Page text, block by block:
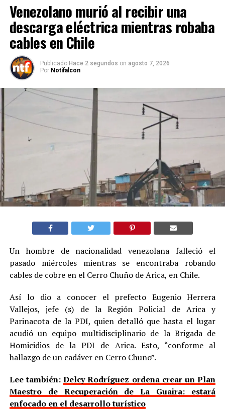
Venezolano murió al recibir una
descarga eléctrica mientras robaba
cables en Chile
Publicado Hace 2 segundos on agosto 7, 2026
Por Notifalcon
Un hombre de nacionalidad venezolana falleció el
pasado miércoles mientras se encontraba robando
cables de cobre en el Cerro Chuño de Arica, en Chile.
Así lo dio a conocer el prefecto Eugenio Herrera
Vallejos, jefe (s) de la Región Policial de Arica y
Parinacota de la PDI, quien detalló que hasta el lugar
acudió un equipo multidisciplinario de la Brigada de
Homicidios de la PDI de Arica. Esto, “conforme al
hallazgo de un cadáver en Cerro Chuño”.
Lee también:Delcy Rodríguez ordena crear un Plan
Maestro de Recuperación de La Guaira: estará
enfocado en el desarrollo turístico